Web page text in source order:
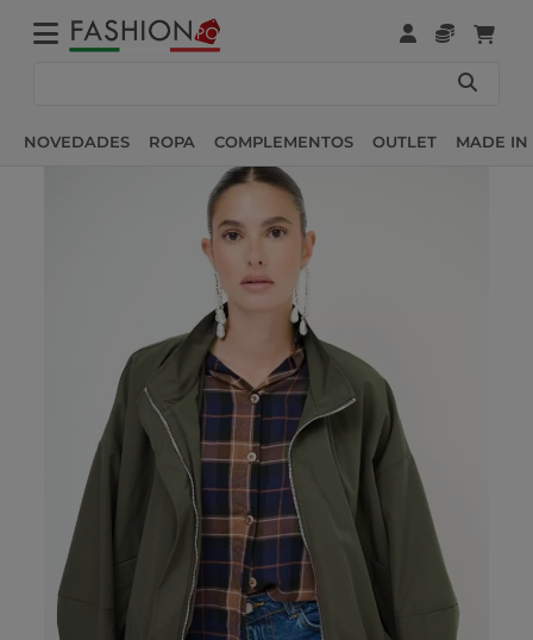
NOVEDADES ROPA COMPLEMENTOS OUTLET MADE IN